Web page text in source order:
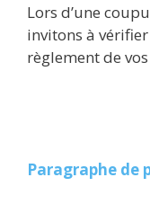
Lors d’une
invitons à
règlement de
Paragraphe de